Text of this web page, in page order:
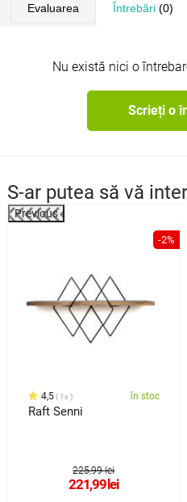
Evaluarea Întrebări(0)
Nu există nici o
Scrieți o
S-ar putea să vă
Previous
-2%
4,5 1x în stoc
Raft Senni
225,99 lei
221,99lei